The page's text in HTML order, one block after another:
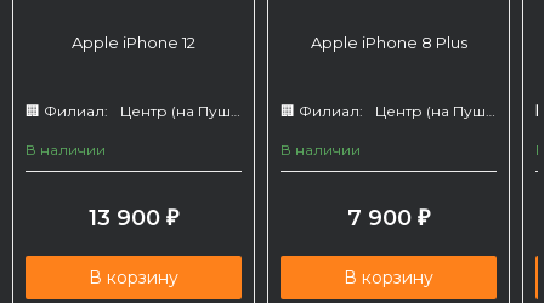
Apple iPhone 12
🏢 Филиал: Центр (на Пушкина 66)
В наличии
13 900 ₽
В корзину
Apple iPhone 8 Plus
🏢 Филиал: Центр (на Пушкина 66)
В наличии
7 900 ₽
В корзину